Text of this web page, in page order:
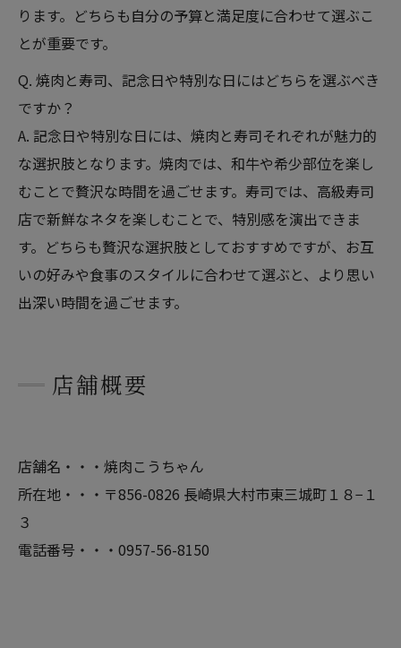
ります。どちらも自分の予算と満足度に合わせて選ぶこ
とが重要です。
Q. 焼肉と寿司、記念日や特別な日にはどちらを選ぶべき
ですか？
A. 記念日や特別な日には、焼肉と寿司それぞれが魅力的
な選択肢となります。焼肉では、和牛や希少部位を楽し
むことで贅沢な時間を過ごせます。寿司では、高級寿司
店で新鮮なネタを楽しむことで、特別感を演出できま
す。どちらも贅沢な選択肢としておすすめですが、お互
いの好みや食事のスタイルに合わせて選ぶと、より思い
出深い時間を過ごせます。
店舗概要
店舗名・・・焼肉こうちゃん
所在地・・・〒856-0826 長崎県大村市東三城町１８−１
３
電話番号・・・0957-56-8150